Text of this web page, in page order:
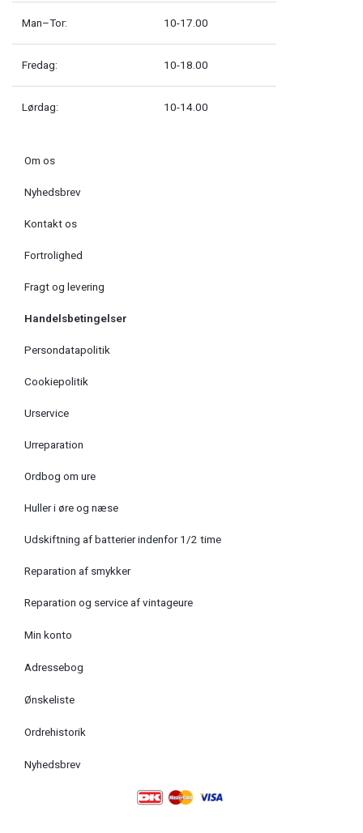
Man–Tor: 10-17.00
Fredag: 10-18.00
Lørdag: 10-14.00
Om os
Nyhedsbrev
Kontakt os
Fortrolighed
Fragt og levering
Handelsbetingelser
Persondatapolitik
Cookiepolitik
Urservice
Urreparation
Ordbog om ure
Huller i øre og næse
Udskiftning af batterier indenfor 1/2 time
Reparation af smykker
Reparation og service af vintageure
Min konto
Adressebog
Ønskeliste
Ordrehistorik
Nyhedsbrev